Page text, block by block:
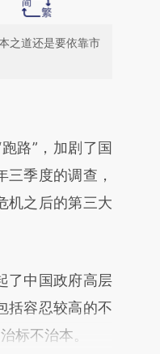
之道还是要依靠市
于财新文章
链接阅读原文细
路”，加剧了国
季度的调查，
机之后的第三大
中国政府高层
括容忍较高的不
标不治本。